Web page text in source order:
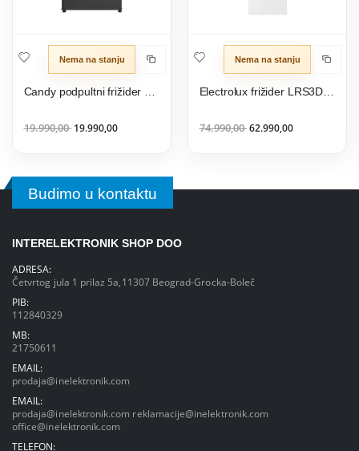
Nema na stanju
19.990,00 19.990,00
Nema na stanju
74.990,0062.990,00
Budimo u kontaktu
INTERELEKTRONIK SHOP DOO
ADRESA:
Četvrtog jula 1 prilaz 5a,11307 Beograd-Grocka-Boleč
PIB:
112840329
MB:
21750611
EMAIL:
prodaja@inelektronik.com
EMAIL:
prodaja@inelektronik.com reklamacije@inelektronik.com
office@inelektronik.com
TELEFON: